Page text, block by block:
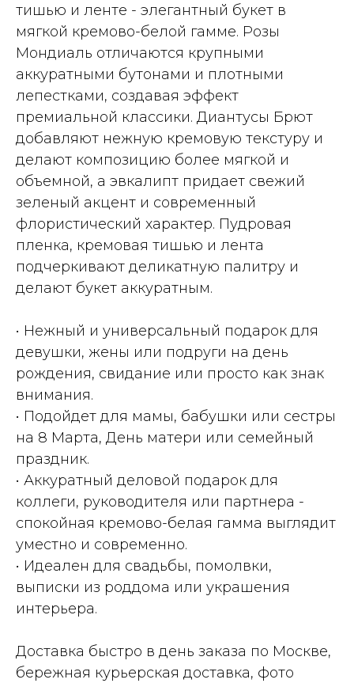
тишью и ленте - элегантный букет в
мягкой кремово-белой гамме. Розы
Мондиаль отличаются крупными
аккуратными бутонами и плотными
лепестками, создавая эффект
премиальной классики. Диантусы Брют
добавляют нежную кремовую текстуру и
делают композицию более мягкой и
объемной, а эвкалипт придает свежий
зеленый акцент и современный
флористический характер. Пудровая
пленка, кремовая тишью и лента
подчеркивают деликатную палитру и
делают букет аккуратным.
• Нежный и универсальный подарок для
девушки, жены или подруги на день
рождения, свидание или просто как знак
внимания.
• Подойдет для мамы, бабушки или сестры
на 8 Марта, День матери или семейный
праздник.
• Аккуратный деловой подарок для
коллеги, руководителя или партнера -
спокойная кремово-белая гамма выглядит
уместно и современно.
• Идеален для свадьбы, помолвки,
выписки из роддома или украшения
интерьера.
Доставка быстро в день заказа по Москве,
бережная курьерская доставка, фото